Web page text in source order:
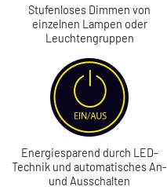
Stufenloses Dimmen von
einzelnen Lampen oder
Leuchtengruppen
Energiesparend durch LED-
Technik und automatisches An-
und Ausschalten